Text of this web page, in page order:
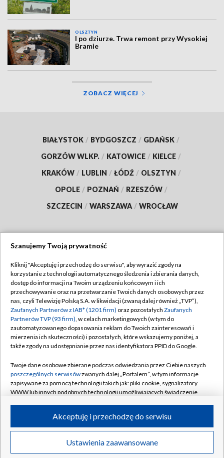
OLSZTYN
I po dziurze. Trwa remont przy Wysokiej
Bramie
ZOBACZ WIĘCEJ
BIAŁYSTOK / BYDGOSZCZ / GDAŃSK /
GORZÓW WLKP. / KATOWICE / KIELCE /
KRAKÓW / LUBLIN / ŁÓDŹ / OLSZTYN /
OPOLE / POZNAŃ / RZESZÓW /
SZCZECIN / WARSZAWA / WROCŁAW
TVP
Abonament TVP
Emisja w TVP
Centrum informacji TVP
Naziemna Telewizja Cyfrowa
Rada Programowa
System NOS
Informacje o nadawcy
Program dla prasy
Ogłoszenie przetargowe
Regulamin TVP
Polityka prywatności
Moje zgody
Pomoc
Kontakt
Kanały
©2026 Telewizja Polska S.A. w likwidacji
Szanujemy Twoją prywatność
Kliknij "Akceptuję i przechodzę do serwisu", aby wyrazić zgody na
korzystanie z technologii automatycznego śledzenia i zbierania danych,
dostęp do informacji na Twoim urządzeniu końcowym i ich
przechowywanie oraz na przetwarzanie Twoich danych osobowych przez
nas, czyli Telewizję Polską S.A. w likwidacji (zwaną dalej również „TVP”),
Zaufanych Partnerów z IAB* (1201 firm) oraz pozostałych Zaufanych
Partnerów TVP (93 firm), w celach marketingowych (w tym do
zautomatyzowanego dopasowania reklam do Twoich zainteresowań i
mierzenia ich skuteczności) i pozostałych, które wskazujemy poniżej, a
także zgody na udostępnianie przez nas identyfikatora PPID do Google.
Twoje dane osobowe zbierane podczas odwiedzania przez Ciebie naszych
poszczególnych serwisówzwanych dalej „Portalem”, w tym informacje
zapisywane za pomocą technologii takich jak: pliki cookie, sygnalizatory
WWW lub innych podobnych technologii umożliwiających świadczenie
ruchu w Internecie.
Twoje dane osobowe zbierane podczas odwiedzania przez Ciebie
poszczególnych serwisówna Portalu, takie jak adresy IP, identyfikatory
Ustawienia zaawansowane
Akceptuję i przechodzę do serwisu